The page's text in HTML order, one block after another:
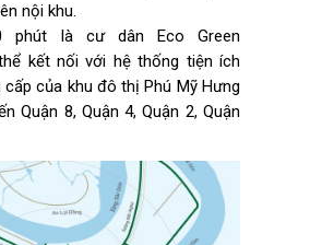
nội khu.
phút là cư dân Eco Green
kết nối với hệ thống tiện ích
cấp của khu đô thị Phú Mỹ Hưng
Quận 8, Quận 4, Quận 2, Quận